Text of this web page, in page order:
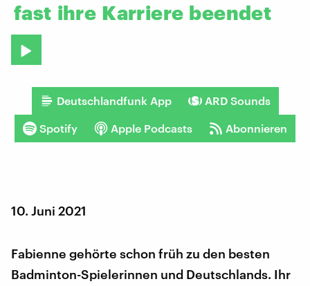
fast ihre Karriere beendet
Deutschlandfunk App ARD Sounds
Spotify Apple Podcasts Abonnieren
10. Juni 2021
Fabienne gehörte schon früh zu den besten
Badminton-Spielerinnen und Deutschlands. Ihr